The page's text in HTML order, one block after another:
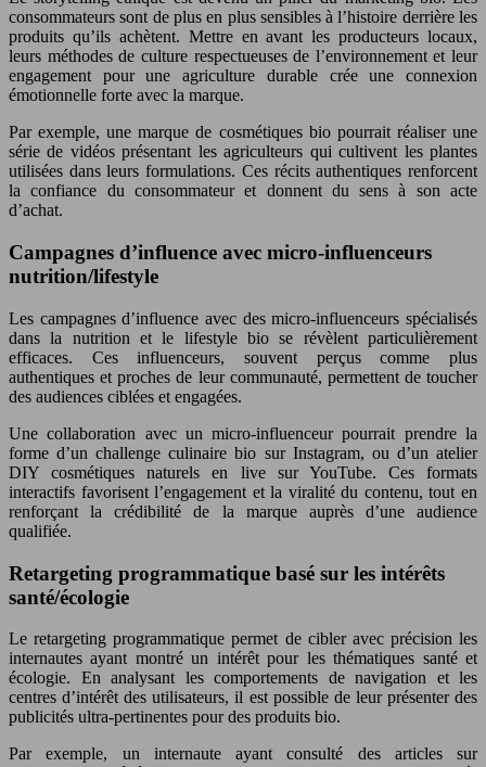
consommateurs sont de plus en plus sensibles à l’histoire derrière les
produits qu’ils achètent. Mettre en avant les producteurs locaux,
leurs méthodes de culture respectueuses de l’environnement et leur
engagement pour une agriculture durable crée une connexion
émotionnelle forte avec la marque.
Par exemple, une marque de cosmétiques bio pourrait réaliser une
série de vidéos présentant les agriculteurs qui cultivent les plantes
utilisées dans leurs formulations. Ces récits authentiques renforcent
la confiance du consommateur et donnent du sens à son acte
d’achat.
Campagnes d’influence avec micro-influenceurs
nutrition/lifestyle
Les campagnes d’influence avec des micro-influenceurs spécialisés
dans la nutrition et le lifestyle bio se révèlent particulièrement
efficaces. Ces influenceurs, souvent perçus comme plus
authentiques et proches de leur communauté, permettent de toucher
des audiences ciblées et engagées.
Une collaboration avec un micro-influenceur pourrait prendre la
forme d’un challenge culinaire bio sur Instagram, ou d’un atelier
DIY cosmétiques naturels en live sur YouTube. Ces formats
interactifs favorisent l’engagement et la viralité du contenu, tout en
renforçant la crédibilité de la marque auprès d’une audience
qualifiée.
Retargeting programmatique basé sur les intérêts
santé/écologie
Le retargeting programmatique permet de cibler avec précision les
internautes ayant montré un intérêt pour les thématiques santé et
écologie. En analysant les comportements de navigation et les
centres d’intérêt des utilisateurs, il est possible de leur présenter des
publicités ultra-pertinentes pour des produits bio.
Par exemple, un internaute ayant consulté des articles sur